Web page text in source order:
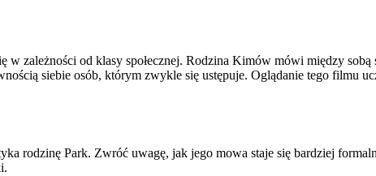
zależności od klasy społecznej. Rodzina Kimów mówi między sobą
siebie osób, którym zwykle się ustępuje. Oglądanie tego filmu
rodzinę Park. Zwróć uwagę, jak jego mowa staje się bardziej